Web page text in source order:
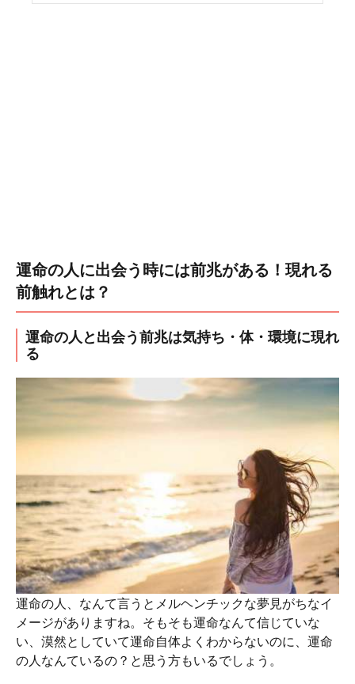
運命の人に出会う時には前兆がある！現れる
前触れとは？
運命の人と出会う前兆は気持ち・体・環境に現れ
る
運命の人、なんて言うとメルヘンチックな夢見がちなイ
メージがありますね。そもそも運命なんて信じていな
い、漠然としていて運命自体よくわからないのに、運命
の人なんているの？と思う方もいるでしょう。